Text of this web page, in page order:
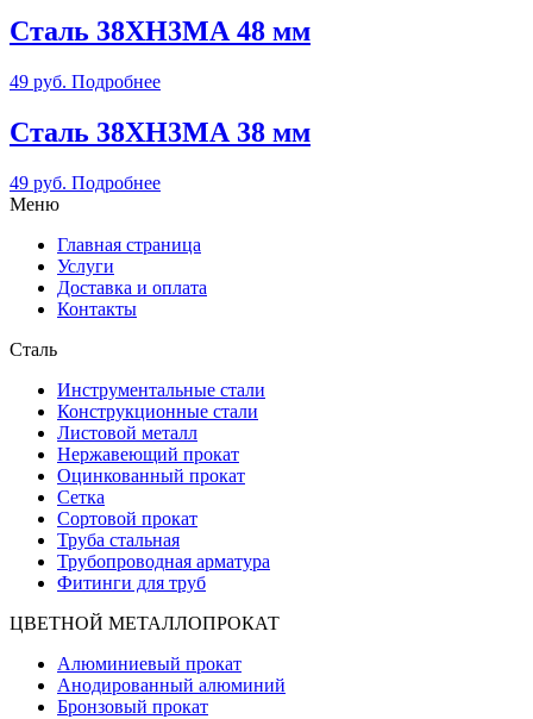
Сталь 38ХН3МА 48 мм
49 руб. Подробнее
Сталь 38ХН3МА 38 мм
49 руб. Подробнее
Меню
Главная страница
Услуги
Доставка и оплата
Контакты
Сталь
Инструментальные стали
Конструкционные стали
Листовой металл
Нержавеющий прокат
Оцинкованный прокат
Сетка
Сортовой прокат
Труба стальная
Трубопроводная арматура
Фитинги для труб
ЦВЕТНОЙ МЕТАЛЛОПРОКАТ
Алюминиевый прокат
Анодированный алюминий
Бронзовый прокат